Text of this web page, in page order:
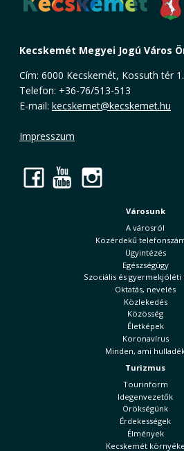
Kecskemét Megyei Jogú Város
Cím: 6000 Kecskemét, Kossuth tér 1.
Telefon: +36-76/513-513
E-mail: kecskemet@kecskemet.hu
Impresszum
Facebook
YouTube
Városunk
A városról
Közérdekű
Ügyintézés
Egészségügy
Szociális és gyermekjóléti
Oktatás, nevelés
Közlekedés
Közösség
Életképek
Koronavírus
Minden, ami
Turizmus
Tourinform
Idegenvezetők
Örökségünk
Érdekességek
Élmények
Kecskemét környéke